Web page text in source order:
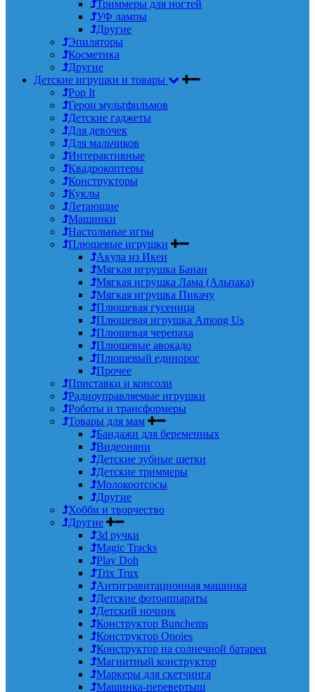
Триммеры для ногтей
УФ лампы
Другие
Эпиляторы
Косметика
Другие
Детские игрушки и товары
Pop It
Герои мультфильмов
Детские гаджеты
Для девочек
Для мальчиков
Интерактивные
Квадрокоптеры
Конструкторы
Куклы
Летающие
Машинки
Настольные игры
Плюшевые игрушки
Акула из Икеи
Мягкая игрушка Банан
Мягкая игрушка Лама (Альпака)
Мягкая игрушка Пикачу
Плюшевая гусеница
Плюшевая игрушка Among Us
Плюшевая черепаха
Плюшевые авокадо
Плюшевый единорог
Прочее
Приставки и консоли
Радиоуправляемые игрушки
Роботы и трансформеры
Товары для мам
Бандажи для беременных
Видеоняни
Детские зубные щетки
Детские триммеры
Молокоотсосы
Другие
Хобби и творчество
Другие
3d ручки
Magic Tracks
Play Doh
Trix Trux
Антигравитационная машинка
Детские фотоаппараты
Детский ночник
Конструктор Bunchems
Конструктор Onoies
Конструктор на солнечной батареи
Магнитный конструктор
Маркеры для скетчинга
Машинка-перевертыш